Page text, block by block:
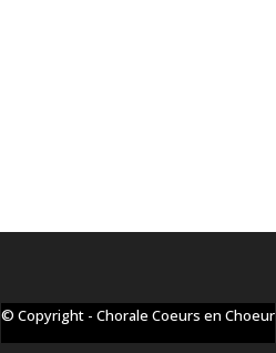
© Copyright - Chorale Coeurs en Choeur